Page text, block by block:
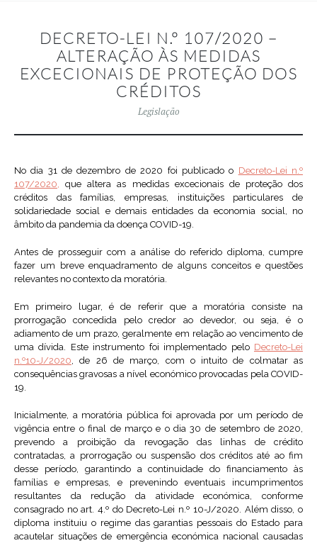
DECRETO-LEI N.º 107/2020 –
ALTERAÇÃO ÀS MEDIDAS
EXCECIONAIS DE PROTEÇÃO DOS
CRÉDITOS
Legislação
No dia 31 de dezembro de 2020 foi publicado o Decreto-Lei n.º
107/2020, que altera as medidas excecionais de proteção dos
créditos das famílias, empresas, instituições particulares de
solidariedade social e demais entidades da economia social, no
âmbito da pandemia da doença COVID-19.
Antes de prosseguir com a análise do referido diploma, cumpre
fazer um breve enquadramento de alguns conceitos e questões
relevantes no contexto da moratória.
Em primeiro lugar, é de referir que a moratória consiste na
prorrogação concedida pelo credor ao devedor, ou seja, é o
adiamento de um prazo, geralmente em relação ao vencimento de
uma dívida. Este instrumento foi implementado pelo Decreto-Lei
n.º10-J/2020, de 26 de março, com o intuito de colmatar as
consequências gravosas a nível económico provocadas pela COVID-
19.
Inicialmente, a moratória pública foi aprovada por um período de
vigência entre o final de março e o dia 30 de setembro de 2020,
prevendo a proibição da revogação das linhas de crédito
contratadas, a prorrogação ou suspensão dos créditos até ao fim
desse período, garantindo a continuidade do financiamento às
famílias e empresas, e prevenindo eventuais incumprimentos
resultantes da redução da atividade económica, conforme
consagrado no art. 4.º do Decreto-Lei n.º 10-J/2020. Além disso, o
diploma instituiu o regime das garantias pessoais do Estado para
acautelar situações de emergência económica nacional causadas